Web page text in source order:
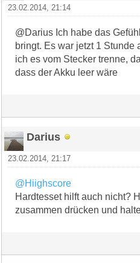
23.02.2014, 21:14
@Darius Ich habe das
bringt. Es war jetzt 1 Stunde
ich es vom Stecker trenne,
dass der Akku leer wäre
Darius
23.02.2014, 21:17
@Hiighscore
Hardtesset hilft auch nicht?
zusammen drücken und